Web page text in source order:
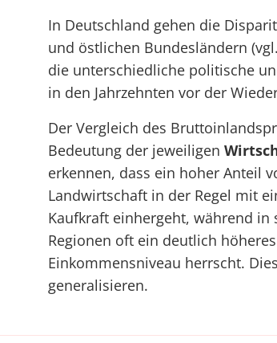
In Deutschland gehen die
und östlichen Bundesländern (vgl.
die unterschiedliche politische
in den Jahrzehnten vor der
Der Vergleich des
Bedeutung der jeweiligen
erkennen, dass ein hoher Anteil
Landwirtschaft in der Regel mit
Kaufkraft einhergeht, während
Regionen oft ein deutlich
Einkommensniveau herrscht.
generalisieren.